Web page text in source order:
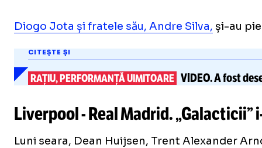
Diogo Jota și fratele său, Andre Silva, și-au
CITEȘTE ȘI
RAȚIU, PERFORMANȚĂ UIMITOARE VIDEO.A fost
Liverpool - Real Madrid. „Galacticii”
Luni seara, Dean Huijsen, Trent Alexander